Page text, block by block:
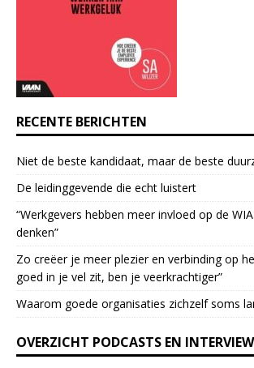
.
l
e
a
s
e
l
a
v
t
h
RECENTE BERICHTEN
Niet de beste kandidaat, maar de beste
De leidinggevende die echt luistert
“Werkgevers hebben meer invloed op de
denken”
Zo creëer je meer plezier en verbinding op
goed in je vel zit, ben je veerkrach­tiger”
Waarom goede organisaties zichzelf soms
OVERZICHT PODCASTS EN